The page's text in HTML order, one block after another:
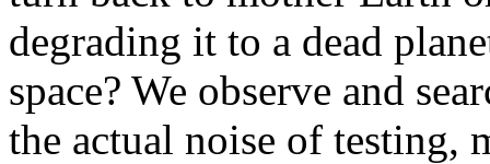
degrading it to a dead
space? We observe and
the actual noise of testing,